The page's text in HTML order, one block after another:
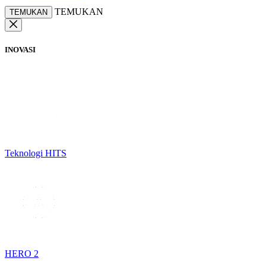
TEMUKAN TEMUKAN
INOVASI
Teknologi HITS
HERO 2